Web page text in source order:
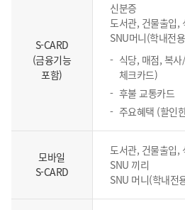
S-CARD
(금융기능
포함)
신분증
도서관, 건물출입,
SNU머니(학내전
식당, 매점, 복사
체크카드)
후불 교통카드
주요혜택 (할인
모바일
S-CARD
도서관, 건물출입,
SNU 끼리
SNU 머니(학내전